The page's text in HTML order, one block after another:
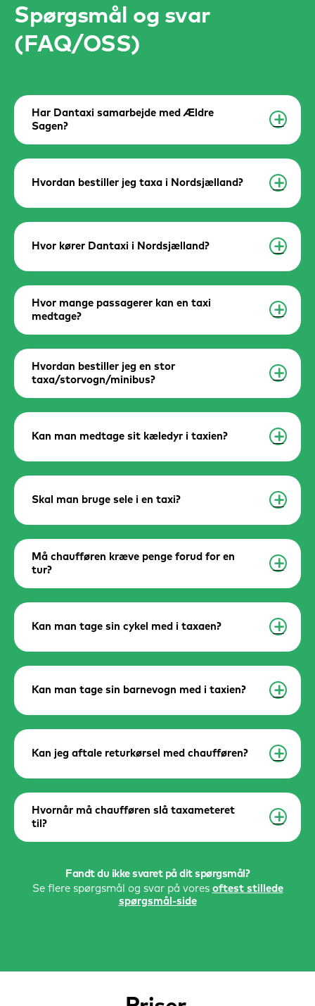
Spørgsmål og svar
(FAQ/OSS)
a
Har Dantaxi samarbejde med Ældre
Sagen?
a
Hvordan bestiller jeg taxa i Nordsjælland?
a
Hvor kører Dantaxi i Nordsjælland?
a
Hvor mange passagerer kan en taxi
medtage?
a
Hvordan bestiller jeg en stor
taxa/storvogn/minibus?
a
Kan man medtage sit kæledyr i taxien?
a
Skal man bruge sele i en taxi?
a
Må chaufføren kræve penge forud for en
tur?
a
Kan man tage sin cykel med i taxaen?
a
Kan man tage sin barnevogn med i taxien?
a
Kan jeg aftale returkørsel med chaufføren?
a
Hvornår må chaufføren slå taxameteret
til?
Fandt du ikke svaret på dit spørgsmål?
Se flere spørgsmål og svar på vores oftest stillede
spørgsmål-side